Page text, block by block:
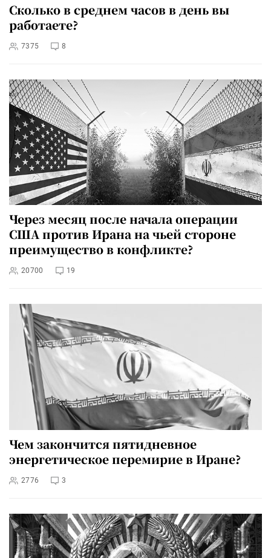
Сколько в среднем часов в день вы
работаете?
7375 8
Через месяц после начала операции
США против Ирана на чьей стороне
преимущество в конфликте?
20700 19
Чем закончится пятидневное
энергетическое перемирие в Иране?
2776 3